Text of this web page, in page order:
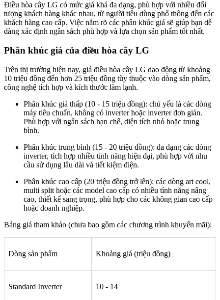
Điều hòa cây LG có mức giá khá đa dạng, phù hợp với nhiều đối
tượng khách hàng khác nhau, từ người tiêu dùng phổ thông đến các
khách hàng cao cấp. Việc nắm rõ các phân khúc giá sẽ giúp bạn dễ
dàng xác định ngân sách phù hợp và lựa chọn sản phẩm tốt nhất.
Phân khúc giá của điều hòa cây LG
Trên thị trường hiện nay, giá điều hòa cây LG dao động từ khoảng
10 triệu đồng đến hơn 25 triệu đồng tùy thuộc vào dòng sản phẩm,
công nghệ tích hợp và kích thước làm lạnh.
Phân khúc giá thấp (10 - 15 triệu đồng): chủ yếu là các dòng
máy tiêu chuẩn, không có inverter hoặc inverter đơn giản.
Phù hợp với ngân sách hạn chế, diện tích nhỏ hoặc trung
bình.
Phân khúc trung bình (15 - 20 triệu đồng): đa dạng các dòng
inverter, tích hợp nhiều tính năng hiện đại, phù hợp với nhu
cầu sử dụng lâu dài và tiết kiệm điện.
Phân khúc cao cấp (20 triệu đồng trở lên): các dòng art cool,
multi split hoặc các model cao cấp có nhiều tính năng nâng
cao, thiết kế sang trọng, phù hợp cho các không gian cao cấp
hoặc doanh nghiệp.
Bảng giá tham khảo (chưa bao gồm các chương trình khuyến mãi):
Dòng sản phẩm Khoảng giá (triệu đồng)
Standard Inverter 10 - 14